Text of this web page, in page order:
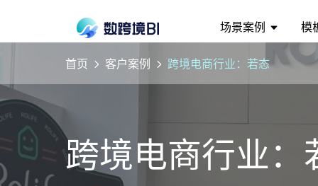
场景案例 模
首页 客户案例 跨境电商行业：若态
跨境电商行业：